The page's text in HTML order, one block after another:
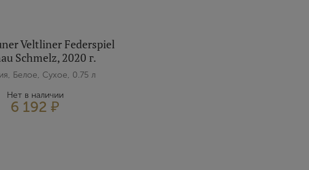
Veltliner Federspiel
Schmelz, 2020 г.
Белое, Сухое, 0.75 л
Нет в наличии
6 192 ₽